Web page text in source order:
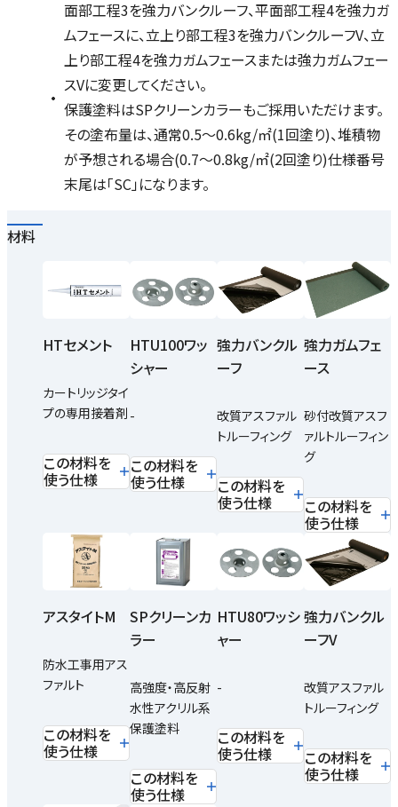
面部工程3を強力バンクルーフ、平面部工程4を強力ガ
ムフェースに、立上り部工程3を強力バンクルーフV、立
上り部工程4を強力ガムフェースまたは強力ガムフェー
スVに変更してください。
保護塗料はSPクリーンカラーもご採用いただけます。
その塗布量は、通常0.5～0.6kg/㎡(1回塗り)、堆積物
が予想される場合(0.7～0.8kg/㎡(2回塗り)仕様番号
末尾は「SC」になります。
材料
HTセメント
カートリッジタイ
プの専用接着剤
この材料を
使う仕様
HTU100ワッ
シャー
-
この材料を
使う仕様
強力バンクル
ーフ
改質アスファル
トルーフィング
この材料を
使う仕様
強力ガムフェ
ース
砂付改質アスフ
ァルトルーフィン
グ
この材料を
使う仕様
アスタイトM
防水工事用アス
ファルト
この材料を
使う仕様
SPクリーンカ
ラー
高強度・高反射
水性アクリル系
保護塗料
この材料を
使う仕様
HTU80ワッシ
ャー
-
この材料を
使う仕様
強力バンクル
ーフV
改質アスファル
トルーフィング
この材料を
使う仕様